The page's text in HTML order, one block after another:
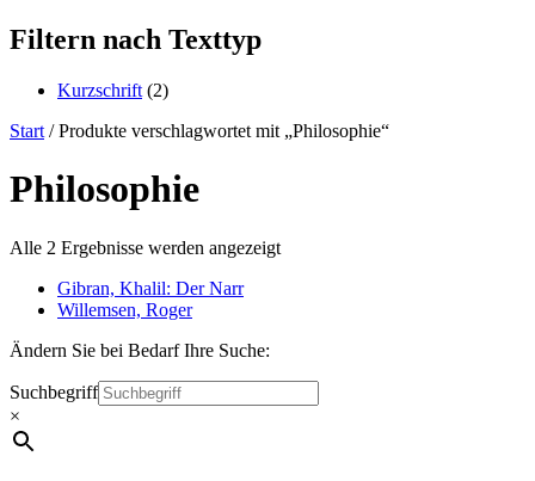
Filtern nach Texttyp
Kurzschrift (2)
Start / Produkte verschlagwortet mit „Philosophie“
Philosophie
Alle 2 Ergebnisse werden angezeigt
Gibran, Khalil: Der Narr
Willemsen, Roger
Ändern Sie bei Bedarf Ihre Suche:
Suchbegriff
×